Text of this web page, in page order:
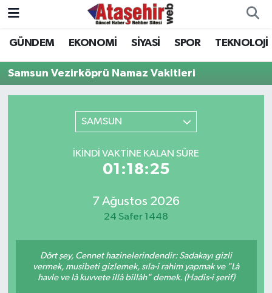
GÜNDEM EKONOMİ SİYASİ SPOR TEKNOLOJİ
Samsun Vezirköprü Namaz Vakitleri
SAMSUN
İKINDI VAKTINE KALAN SÜRE
01:18:25
7 Ağustos 2026
24 Safer 1448
Dört şey, Cennet hazinelerindendir: Sadakayı gizli
vermek, musibeti gizlemek, sıla-i rahim yapmak ve "Lâ
havle ve lâ kuvvete illâ billâh" demek. (Hadis-i şerif)
Hava Durumu
Trafik Durumu
Son Dakika Haberleri